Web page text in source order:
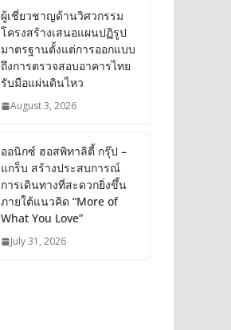
ผู้เชี่ยวชาญด้านวิศวกรรม
โครงสร้างเสนอแผนปฏิรูป
มาตรฐานตั้งแต่การออกแบบ
ถึงการตรวจสอบอาคารไทย
รับมือแผ่นดินไหว
August 3, 2026
ออนิกซ์ ฮอสพิทาลิตี้ กรุ๊ป –
แกร็บ สร้างประสบการณ์
การเดินทางที่สะดวกยิ่งขึ้น
ภายใต้แนวคิด “More of
What You Love”
July 31, 2026